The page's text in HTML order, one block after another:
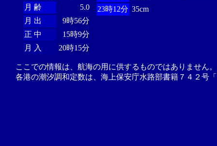
月 齢
5.0
月 出
9時56分
正 中
15時9分
月 入
20時15分
23時12分 35cm
ここでの情報は、航海の用に供するものではありません
各港の潮汐調和定数は、海上保安庁水路部書籍７４２号